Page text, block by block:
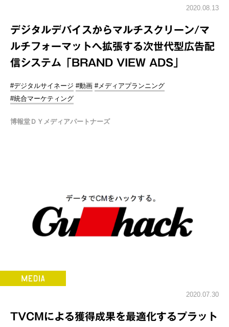
2020.08.13
デジタルデバイスからマルチスクリーン/マ
ルチフォーマットへ拡張する次世代型広告配
信システム「BRAND VIEW ADS」
#デジタルサイネージ #動画 #メディアプランニング
#統合マーケティング
博報堂ＤＹメディアパートナーズ
2020.07.30
TVCMによる獲得成果を最適化するプラット